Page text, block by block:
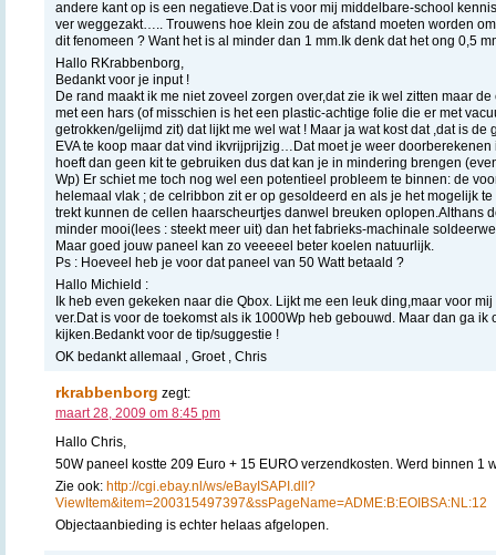
andere kant op is een negatieve.Dat is voor mij middelbare-school
ver weggezakt….. Trouwens hoe klein zou de afstand moeten worden
dit fenomeen ? Want het is al minder dan 1 mm.Ik denk dat het ong 0,5
Hallo RKrabbenborg,
Bedankt voor je input !
De rand maakt ik me niet zoveel zorgen over,dat zie ik wel zitten maar
met een hars (of misschien is het een plastic-achtige folie die er met
getrokken/gelijmd zit) dat lijkt me wel wat ! Maar ja wat kost dat ,dat is
EVA te koop maar dat vind ikvrijprijzig…Dat moet je weer
hoeft dan geen kit te gebruiken dus dat kan je in mindering brengen
Wp) Er schiet me toch nog wel een potentieel probleem te binnen: de
helemaal vlak ; de celribbon zit er op gesoldeerd en als je het mogelijk
trekt kunnen de cellen haarscheurtjes danwel breuken oplopen.Althans
minder mooi(lees : steekt meer uit) dan het fabrieks-machinale
Maar goed jouw paneel kan zo veeeeel beter koelen natuurlijk.
Ps : Hoeveel heb je voor dat paneel van 50 Watt betaald ?
Hallo Michield :
Ik heb even gekeken naar die Qbox. Lijkt me een leuk ding,maar voor
ver.Dat is voor de toekomst als ik 1000Wp heb gebouwd. Maar dan ga ik
kijken.Bedankt voor de tip/suggestie !
OK bedankt allemaal , Groet , Chris
rkrabbenborg zegt:
maart 28, 2009 om 8:45 pm
Hallo Chris,
50W paneel kostte 209 Euro + 15 EURO verzendkosten. Werd binnen 1
Zie ook: http://cgi.ebay.nl/ws/eBayISAPI.dll?
ViewItem&item=200315497397&ssPageName=ADME:B:EOIBSA:NL:12
Objectaanbieding is echter helaas afgelopen.